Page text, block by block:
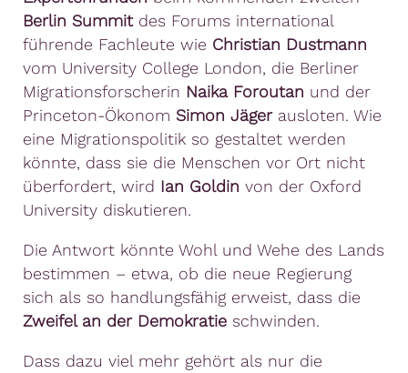
Berlin Summitdes Forums international
führende Fachleute wie Christian Dustmann
vom University College London, die Berliner
Migrationsforscherin Naika Foroutan und der
Princeton-Ökonom Simon Jägerausloten. Wie
eine Migrationspolitik so gestaltet werden
könnte, dass sie die Menschen vor Ort nicht
überfordert, wird Ian Goldin von der Oxford
University diskutieren.
Die Antwort könnte Wohl und Wehe des Lands
bestimmen – etwa, ob die neue Regierung
sich als so handlungsfähig erweist, dass die
Zweifel an der Demokratie schwinden.
Dass dazu viel mehr gehört als nur die